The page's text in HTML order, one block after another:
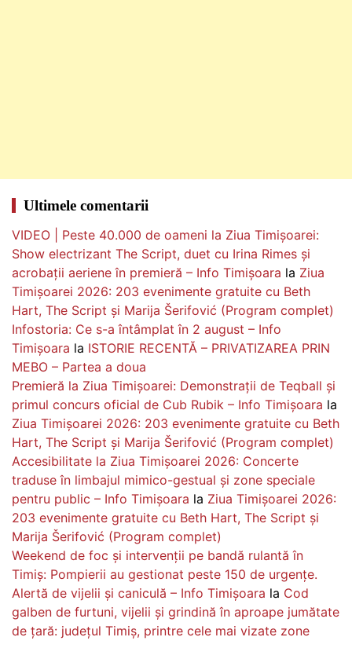
Ultimele comentarii
VIDEO | Peste 40.000 de oameni la Ziua Timișoarei:
Show electrizant The Script, duet cu Irina Rimes și
acrobații aeriene în premieră – Info Timișoara la Ziua
Timișoarei 2026: 203 evenimente gratuite cu Beth
Hart, The Script și Marija Šerifović (Program complet)
Infostoria: Ce s-a întâmplat în 2 august – Info
Timișoara la ISTORIE RECENTĂ – PRIVATIZAREA PRIN
MEBO – Partea a doua
Premieră la Ziua Timișoarei: Demonstrații de Teqball și
primul concurs oficial de Cub Rubik – Info Timișoara la
Ziua Timișoarei 2026: 203 evenimente gratuite cu Beth
Hart, The Script și Marija Šerifović (Program complet)
Accesibilitate la Ziua Timișoarei 2026: Concerte
traduse în limbajul mimico-gestual și zone speciale
pentru public – Info Timișoara la Ziua Timișoarei 2026:
203 evenimente gratuite cu Beth Hart, The Script și
Marija Šerifović (Program complet)
Weekend de foc și intervenții pe bandă rulantă în
Timiș: Pompierii au gestionat peste 150 de urgențe.
Alertă de vijelii și caniculă – Info Timișoara la Cod
galben de furtuni, vijelii și grindină în aproape jumătate
de țară: județul Timiș, printre cele mai vizate zone